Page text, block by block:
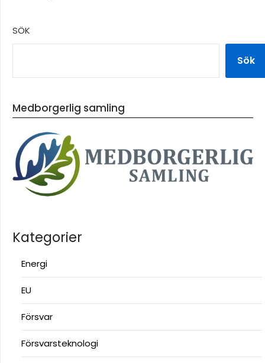
SÖK
Sök
Medborgerlig samling
Kategorier
Energi
EU
Försvar
Försvarsteknologi